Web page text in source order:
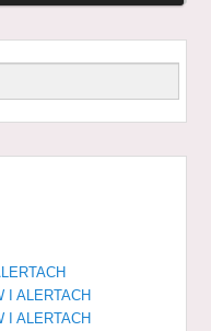
I ALERTACH
I ALERTACH